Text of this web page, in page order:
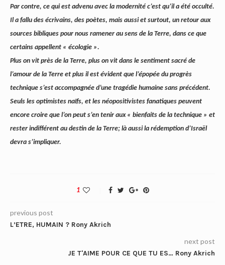
Par contre, ce qui est advenu avec la modernité c’est qu’il a été occulté.
Il a fallu des écrivains, des poètes, mais aussi et surtout, un retour aux
sources bibliques pour nous ramener au sens de la Terre, dans ce que
certains appellent « écologie ».
Plus on vit près de la Terre, plus on vit dans le sentiment sacré de
l’amour de la Terre et plus il est évident que l’épopée du progrès
technique s’est accompagnée d’une tragédie humaine sans précédent.
Seuls les optimistes naïfs, et les néopositivistes fanatiques peuvent
encore croire que l’on peut s’en tenir aux « bienfaits de la technique » et
rester indifférent au destin de la Terre; là aussi la rédemption d’Israël
devra s’impliquer.
1
previous post
L’ETRE, HUMAIN ? Rony Akrich
next post
JE T'AIME POUR CE QUE TU ES… Rony Akrich